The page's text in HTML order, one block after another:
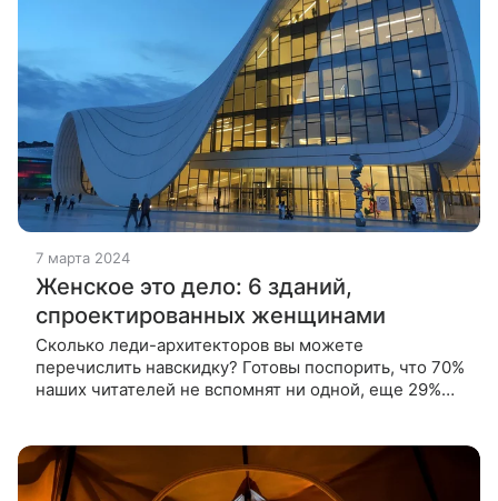
7 марта 2024
Женское это дело: 6 зданий,
спроектированных женщинами
Сколько леди-архитекторов вы можете
перечислить навскидку? Готовы поспорить, что 70%
наших читателей не вспомнят ни одной, еще 29%